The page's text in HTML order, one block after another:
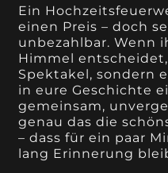
Ein
einen Preis – doch
unbezahlbar. Wenn
Himmel
Spektakel, sondern
in eure Geschichte
gemeinsam,
genau das die
– dass für ein paar
lang Erinnerung